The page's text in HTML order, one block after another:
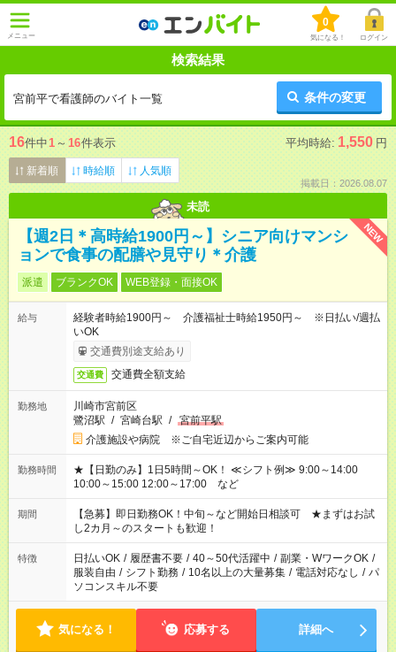
メニュー
0
気になる！ ログイン
検索結果
宮前平で看護師のバイト一覧 条件の変更
16件中1 ～ 16件表示 平均時給: 1,550 円
新着順 時給順 人気順
掲載日：2026.08.07
未読
NEW
【週2日＊高時給1900円～】シニア向けマンシ
ョンで食事の配膳や見守り＊介護
派遣 ブランクOK WEB登録・面接OK
給与
経験者時給1900円～ 介護福祉士時給1950円～ ※日払い/週払
いOK
交通費別途支給あり
交通費 交通費全額支給
勤務地
川崎市宮前区
鷺沼駅 / 宮崎台駅 / 宮前平駅
介護施設や病院 ※ご自宅近辺からご案内可能
勤務時間
★【日勤のみ】1日5時間～OK！ ≪シフト例≫ 9:00～14:00
10:00～15:00 12:00～17:00 など
期間
【急募】即日勤務OK！中旬～など開始日相談可 ★まずはお試
し2カ月～のスタートも歓迎！
特徴 日払いOK / 履歴書不要 / 40～50代活躍中 / 副業・WワークOK /
服装自由 / シフト勤務 / 10名以上の大量募集 / 電話対応なし / パ
ソコンスキル不要
気になる！ 応募する 詳細へ